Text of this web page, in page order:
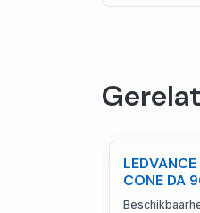
CONE DA
GYLEDV -